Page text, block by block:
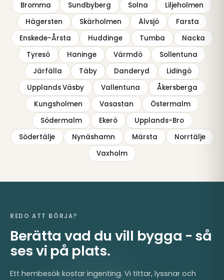
Bromma
Sundbyberg Solna
Liljeholmen
Hägersten
Skärholmen Älvsjö
Farsta
Enskede-Årsta
Huddinge Tumba
Nacka
Tyresö
Haninge Värmdö
Sollentuna
Järfälla
Täby Danderyd
Lidingö
Upplands Väsby
Vallentuna
Åkersberga
Kungsholmen
Vasastan
Östermalm
Södermalm
Ekerö
Upplands-Bro
Södertälje
Nynäshamn Märsta
Norrtälje
Vaxholm
REDO ATT BÖRJA?
Berätta vad du vill bygga - så
ses vi på plats.
Ett hembesök kostar ingenting. Vi tittar, lyssnar och